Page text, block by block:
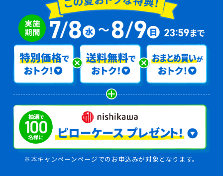
※本キャンペーンページでのお申込みが対象となります。